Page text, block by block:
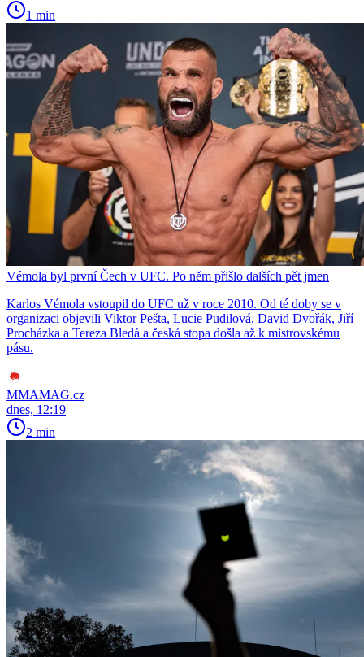
1 min
Vémola byl první Čech v UFC. Po něm přišlo dalších pět jmen
Karlos Vémola vstoupil do UFC už v roce 2010. Od té doby se v
organizaci objevili Viktor Pešta, Lucie Pudilová, David Dvořák, Jiří
Procházka a Tereza Bledá a česká stopa došla až k mistrovskému
pásu.
MMAMAG.cz
dnes, 12:19
2 min